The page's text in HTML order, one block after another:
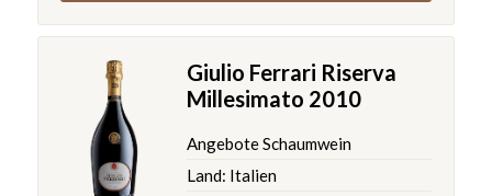
Giulio Ferrari Riserva
Millesimato 2010
Angebote Schaumwein
Land: Italien